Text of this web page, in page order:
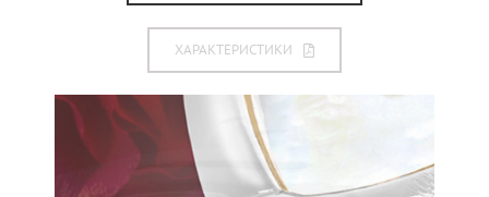
ХАРАКТЕРИСТИКИ